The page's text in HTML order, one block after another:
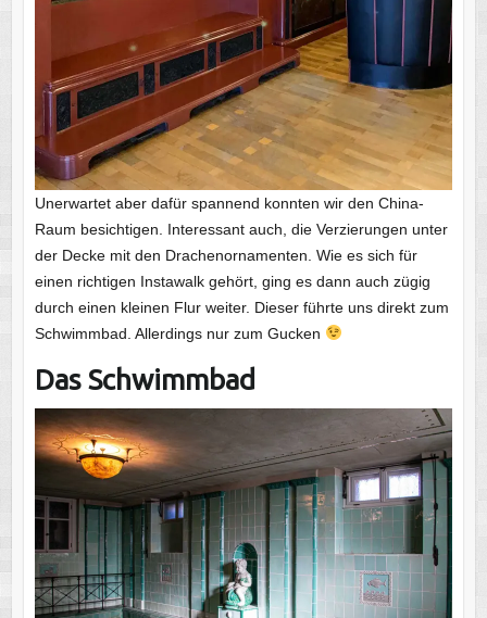
Unerwartet aber dafür spannend konnten wir den China-
Raum besichtigen. Interessant auch, die Verzierungen unter
der Decke mit den Drachenornamenten. Wie es sich für
einen richtigen Instawalk gehört, ging es dann auch zügig
durch einen kleinen Flur weiter. Dieser führte uns direkt zum
Schwimmbad. Allerdings nur zum Gucken
Das Schwimmbad